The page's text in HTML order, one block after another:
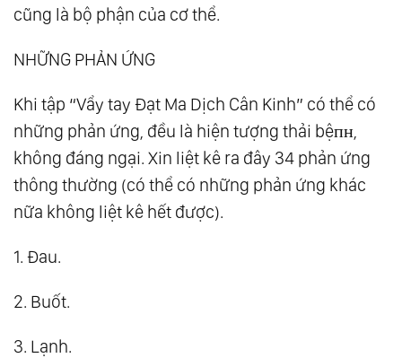
cũng là bộ phận của cơ thể.
NHỮNG PHẢN ỨNG
Khi tập “Vẩy tay Đạt Ma Dịch Cân Kinh” có thể có
những phản ứng, đều là hiện tượng thải bệпʜ,
không đáng ngại. Xin liệt kê ra đây 34 phản ứng
thông thường (có thể có những phản ứng khác
nữa không liệt kê hết được).
1. Đau.
2. Buốt.
3. Lạnh.